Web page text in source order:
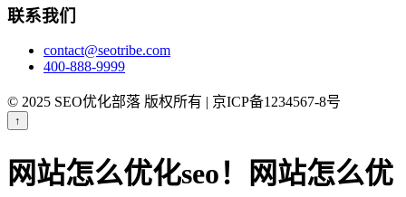
联系我们
contact@seotribe.com
400-888-9999
© 2025 SEO优化部落 版权所有 | 京ICP备1234567-8号
↑
网站怎么优化seo！网站怎么优